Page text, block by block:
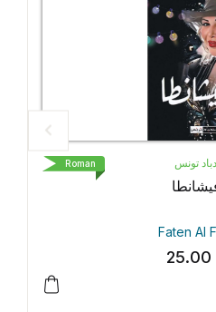
تونس
Faten Al
25.00
Roman